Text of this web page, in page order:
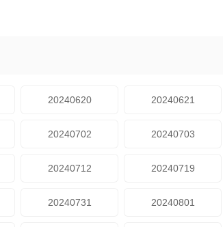
20240620 20240621
20240702 20240703
20240712 20240719
20240731 20240801